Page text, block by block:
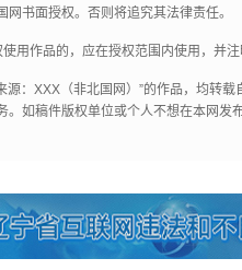
网书面授权。否则将追究其法律责任。
用作品的，应在授权范围内使用，并
源：XXX（非北国网）”的作品，均转
。如稿件版权单位或个人不想在本网发